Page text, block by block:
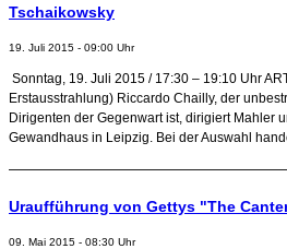
Tschaikowsky
19. Juli 2015 - 09:00 Uhr
Sonntag, 19. Juli 2015 / 17:30 – 19:10 Uhr
Erstausstrahlung) Riccardo Chailly, der
Dirigenten der Gegenwart ist, dirigiert Mahler
Gewandhaus in Leipzig. Bei der Auswahl
Uraufführung von Gettys "The
09. Mai 2015 - 08:30 Uhr